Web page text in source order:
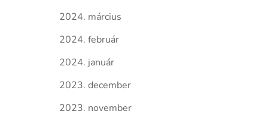
2024. március
2024. február
2024. január
2023. december
2023. november